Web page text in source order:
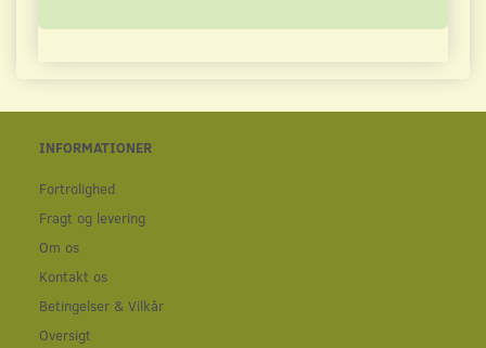
INFORMATIONER
Fortrolighed
Fragt og levering
Om os
Kontakt os
Betingelser & Vilkår
Oversigt